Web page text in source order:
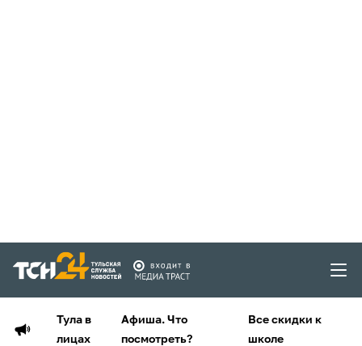
Тула в
лицах
Афиша. Что
посмотреть?
Все скидки к
школе